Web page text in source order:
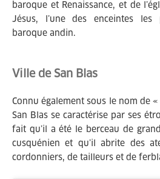
baroque et Renaissance, et de
Jésus, l’une des enceintes les
baroque andin.
Ville de San Blas
Connu également sous le nom de
San Blas se caractérise par ses
fait qu’il a été le berceau de
cusquénien et qu’il abrite des
cordonniers, de tailleurs et de